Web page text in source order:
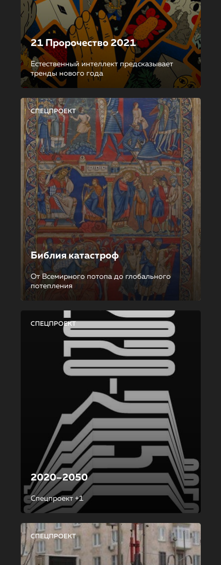
21 Пророчество 2021
Естественный интеллект предсказывает
тренды нового года
СПЕЦПРОЕКТ
Библия катастроф
От Всемирного потопа до глобального
потепления
СПЕЦПРОЕКТ
2020–2050
Спецпроект +1
СПЕЦПРОЕКТ